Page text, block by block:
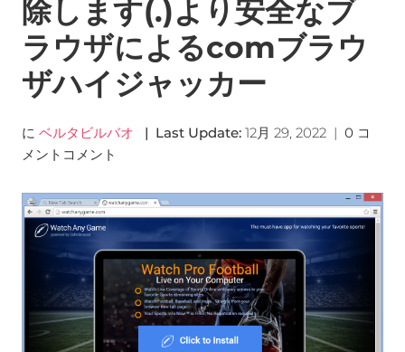
除します(.)より安全なブ
ラウザによるcomブラウ
ザハイジャッカー
に ベルタビルバオ | Last Update: 12月 29, 2022| 0 コ
メントコメント